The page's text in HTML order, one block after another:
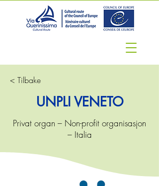
< Tilbake
UNPLI VENETO
Privat organ – Non-profit organisasjon
– Italia